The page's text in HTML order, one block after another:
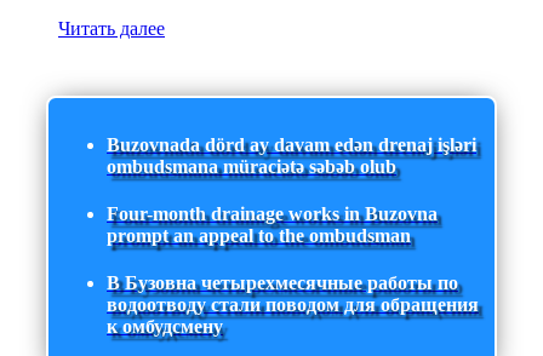
Читать далее
Buzovnada dörd ay davam edən drenaj işləri
ombudsmana müraciətə səbəb olub
Four-month drainage works in Buzovna
prompt an appeal to the ombudsman
В Бузовна четырехмесячные работы по
водоотводу стали поводом для обращения
к омбудсмену